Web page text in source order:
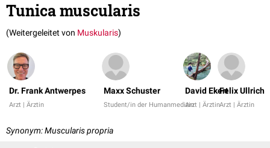
Tunica muscularis
(Weitergeleitet von Muskularis)
Dr. Frank Antwerpes
Arzt | Ärztin
Maxx Schuster
Student/in der Humanmedizin
David Ekert
Arzt | Ärztin
Felix Ullrich
Arzt | Ärztin
Synonym: Muscularis propria